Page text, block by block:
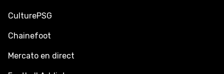
CulturePSG
Chainefoot
Mercato en direct